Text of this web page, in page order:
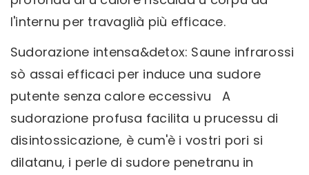
l'internu per travaglià più efficace.
Sudorazione intensa&detox: Saune infrarossi
sò assai efficaci per induce una sudore
putente senza calore eccessivu A
sudorazione profusa facilita u prucessu di
disintossicazione, è cum'è i vostri pori si
dilatanu, i perle di sudore penetranu in